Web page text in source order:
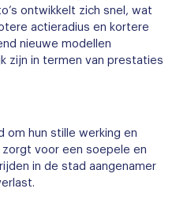
ontwikkelt zich snel, wat
actieradius en kortere
nieuwe modellen
zijn in termen van prestaties
om hun stille werking en
voor een soepele en
in de stad aangenamer